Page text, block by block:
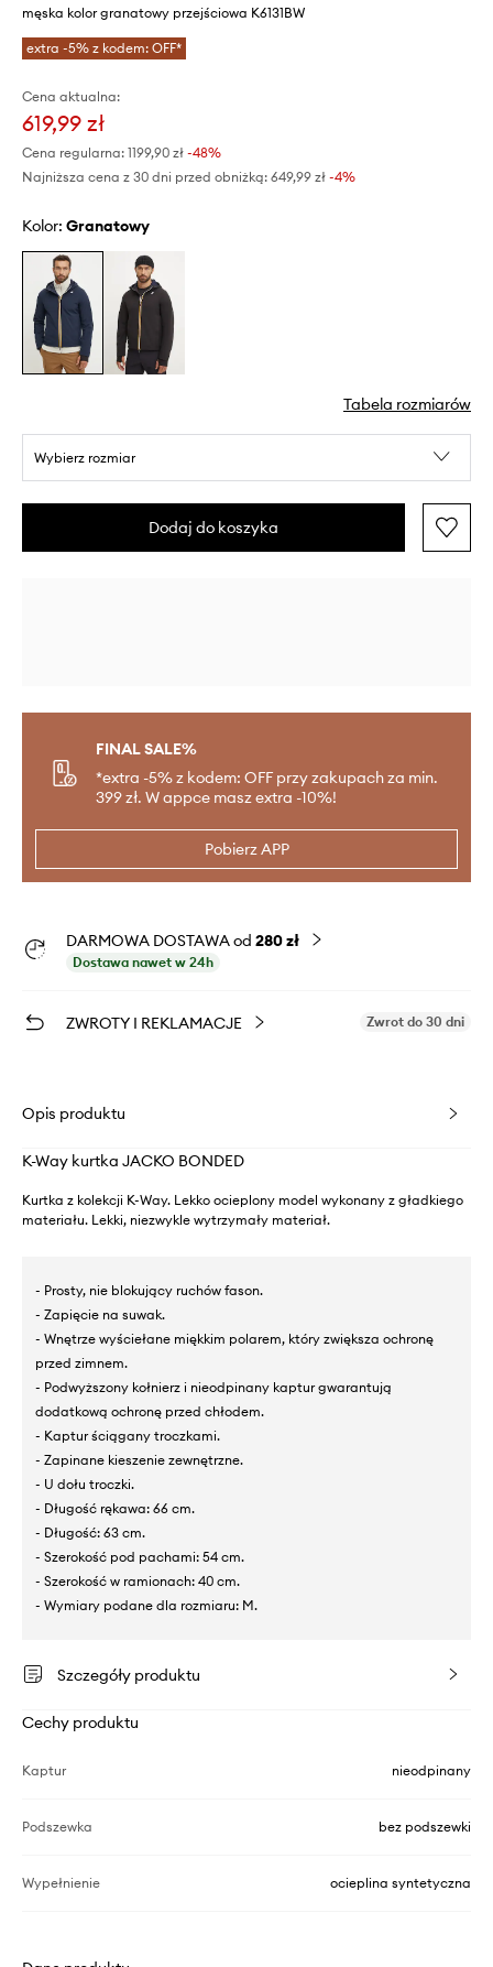
męska kolor granatowy przejściowa K6131BW
extra -5% z kodem: OFF*
Cena aktualna:
619,99 zł
Cena regularna: 1199,90 zł -48%
Najniższa cena z 30 dni przed obniżką: 649,99 zł -4%
Kolor: granatowy
Tabela rozmiarów
Wybierz rozmiar
Dodaj do koszyka
FINAL SALE%
*extra -5% z kodem: OFF przy zakupach za min.
399 zł. W appce masz extra -10%!
Pobierz APP
DARMOWA DOSTAWA od 280 zł
Dostawa nawet w 24h
ZWROTY I REKLAMACJE Zwrot do 30 dni
Opis produktu
K-Way kurtka JACKO BONDED
Kurtka z kolekcji K-Way. Lekko ocieplony model wykonany z gładkiego
materiału. Lekki, niezwykle wytrzymały materiał.
- Prosty, nie blokujący ruchów fason.
- Zapięcie na suwak.
- Wnętrze wyściełane miękkim polarem, który zwiększa ochronę
przed zimnem.
- Podwyższony kołnierz i nieodpinany kaptur gwarantują
dodatkową ochronę przed chłodem.
- Kaptur ściągany troczkami.
- Zapinane kieszenie zewnętrzne.
- U dołu troczki.
- Długość rękawa: 66 cm.
- Długość: 63 cm.
- Szerokość pod pachami: 54 cm.
- Szerokość w ramionach: 40 cm.
- Wymiary podane dla rozmiaru: M.
Szczegóły produktu
Cechy produktu
Kaptur nieodpinany
Podszewka bez podszewki
Wypełnienie ocieplina syntetyczna